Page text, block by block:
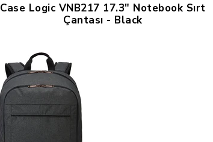
Case Logic VNB217 17.3" Notebook Sırt
Çantası - Black